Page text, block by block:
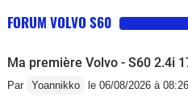
FORUM VOLVO S60
Ma première Volvo - S60 2.4i
Par Yoannikko le 06/08/2026 à 08:26